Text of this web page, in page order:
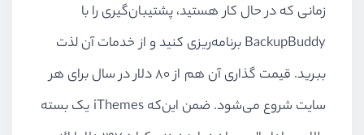
زمانی که در حال کار هستید، پشتیبان‌گیری را با
BackupBuddyبرنامه‌ریزی کنید و از خدمات آن لذت
ببرید. قیمت گذاری آن هم از 80 دلار در سال برای هر
سایت شروع می‌شود. ضمن این‌کهiThemes یک بسته